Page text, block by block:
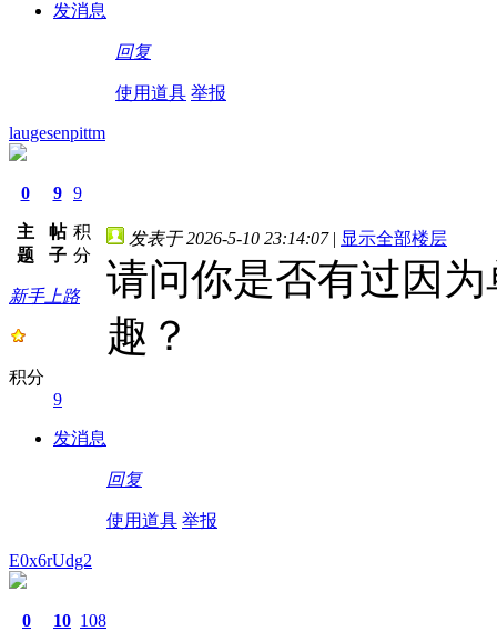
发消息
回复
使用道具 举报
laugesenpittm
0
主
题
9
帖
子
9
积
分
新手上路
积分
9
发消息
发表于 2026-5-10 23:14:07 | 显示全部楼层
请问你是否有过因
趣？
回复
使用道具 举报
E0x6rUdg2
0 10 108